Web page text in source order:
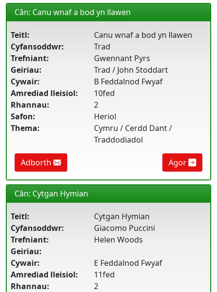
Cân: Canu wnaf a bod yn llawen
Teitl:
Canu wnaf a bod yn llawen
Cyfansoddwr:
Trad
Trefniant:
Gwennant Pyrs
Geiriau:
Trad / John Stoddart
Cywair:
B Feddalnod Fwyaf
Amrediad lleisiol:
10fed
Rhannau:
2
Safon:
Heriol
Thema:
Cymru / Cerdd Dant /
Traddodiadol
Adborth Agor
Cân: Cytgan Hymian
Teitl:
Cytgan Hymian
Cyfansoddwr:
Giacomo Puccini
Trefniant:
Helen Woods
Geiriau:
Cywair:
E Feddalnod Fwyaf
Amrediad lleisiol:
11fed
Rhannau:
2